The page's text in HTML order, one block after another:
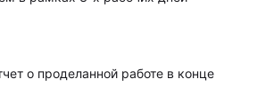
о проделанной работе в конце